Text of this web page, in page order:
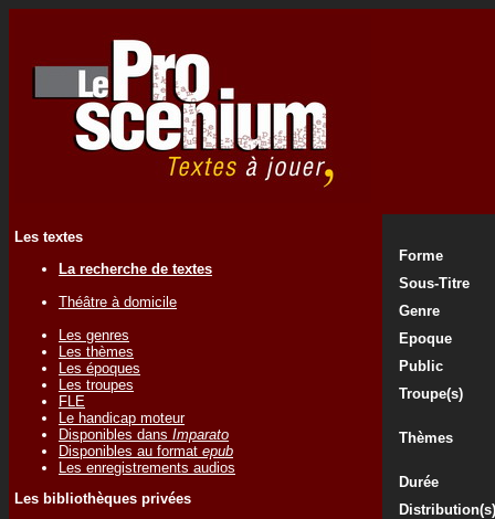
Les textes
La recherche de textes
Théâtre à domicile
Les genres
Les thèmes
Les époques
Les troupes
FLE
Le handicap moteur
Disponibles dans Imparato
Disponibles au format epub
Les enregistrements audios
Les bibliothèques privées
Forme
Sous-Titre
Genre
Epoque
Public
Troupe(s)
Thèmes
Durée
Distribution(s)